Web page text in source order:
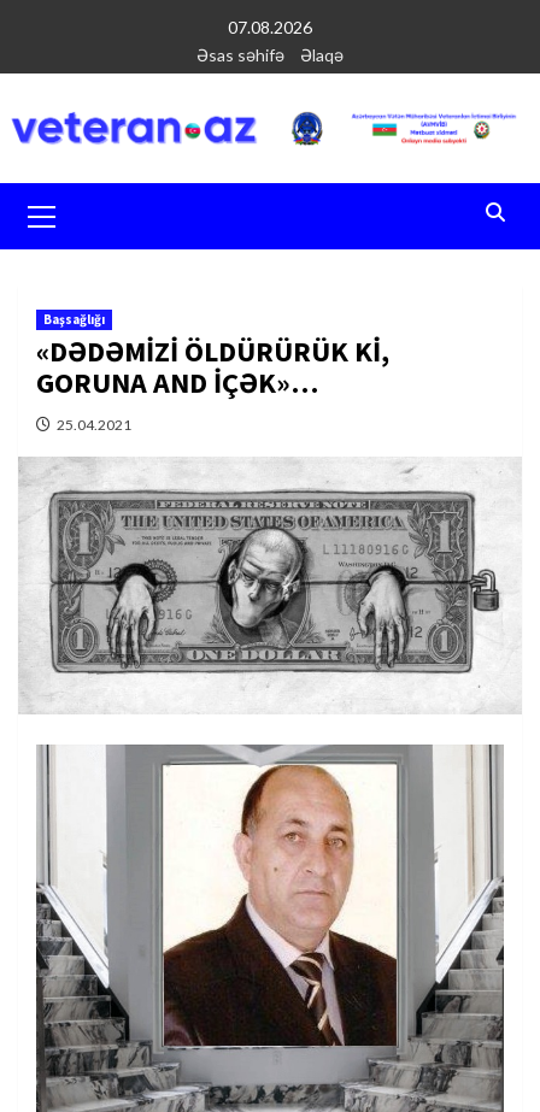
содержимому
07.08.2026
Əsas səhifə
Əlaqə
меню
Başsağlığı
«DƏDƏMİZİ ÖLDÜRÜRÜK Kİ,
GORUNA AND İÇƏK»…
25.04.2021